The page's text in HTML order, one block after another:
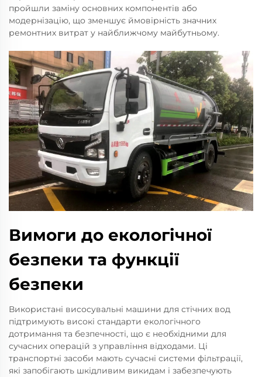
пройшли заміну основних компонентів або
модернізацію, що зменшує ймовірність значних
ремонтних витрат у найближчому майбутньому.
Вимоги до екологічної
безпеки та функції
безпеки
Використані висосувальні машини для стічних вод
підтримують високі стандарти екологічного
дотримання та безпечності, що є необхідними для
сучасних операцій з управління відходами. Ці
транспортні засоби мають сучасні системи фільтрації,
які запобігають шкідливим викидам і забезпечують